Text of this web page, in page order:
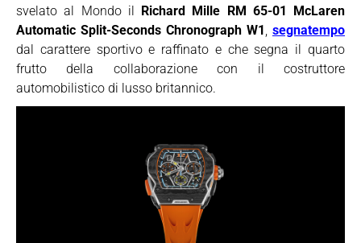
svelato al Mondo il Richard Mille RM 65-01 McLaren
Automatic Split-Seconds Chronograph W1, segnatempo
dal carattere sportivo e raffinato e che segna il quarto
frutto della collaborazione con il costruttore
automobilistico di lusso britannico.